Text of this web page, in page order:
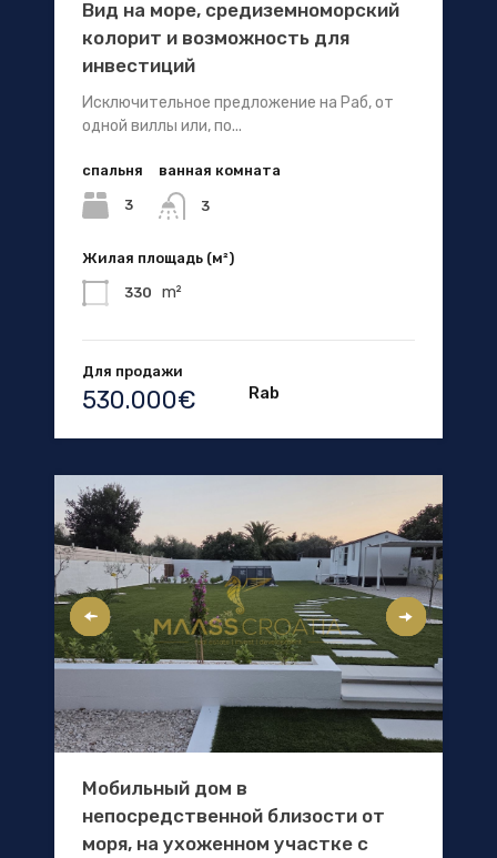
Вид на море, средиземноморский
колорит и возможность для
инвестиций
Исключительное предложение на Раб, от
одной виллы или, по...
спальня
3
ванная комната
3
Жилая площадь (м²)
330 m²
Для продажи
530.000€ Rab
Мобильный дом в
непосредственной близости от
моря, на ухоженном участке с